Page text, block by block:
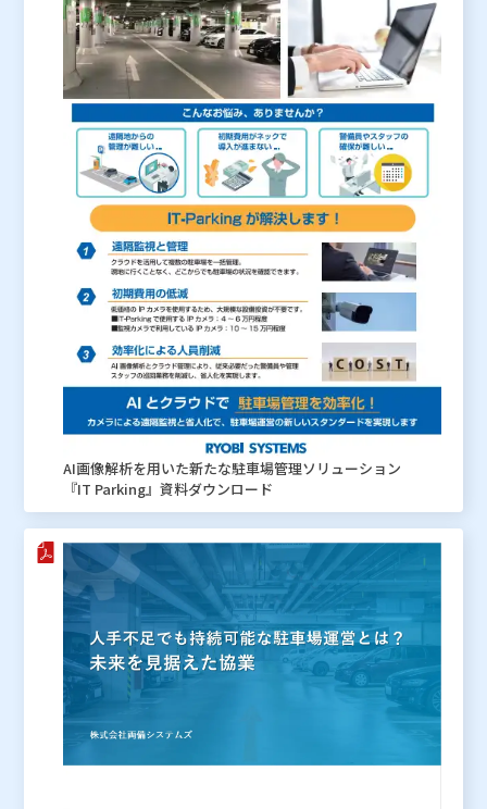
AI画像解析を用いた新たな駐車場管理ソリューション
『IT Parking』資料ダウンロード